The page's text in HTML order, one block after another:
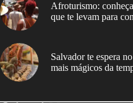
Afroturismo:
que te levam para
Salvador te espera
mais mágicos da